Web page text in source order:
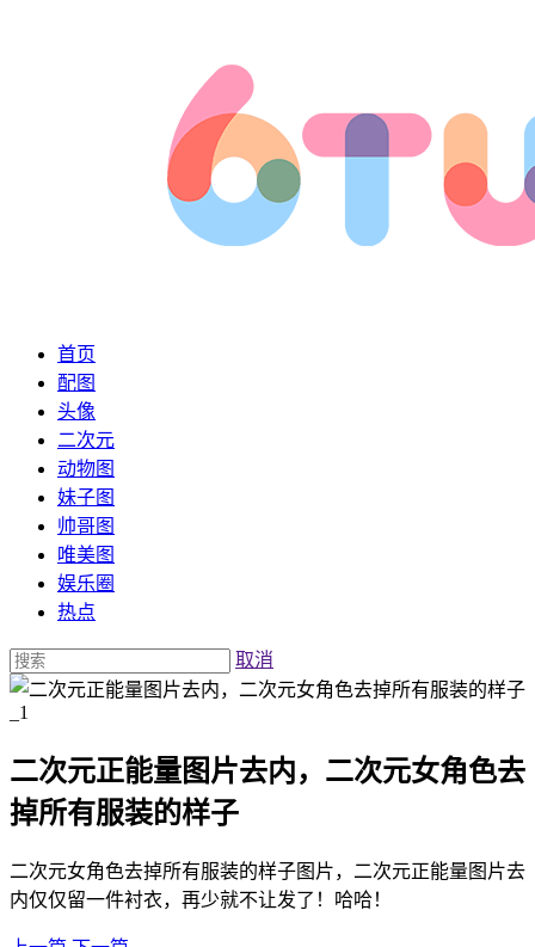
首页
配图
头像
二次元
动物图
妹子图
帅哥图
唯美图
娱乐圈
热点
取消
二次元正能量图片去内，二次元女角色去
掉所有服装的样子
二次元女角色去掉所有服装的样子图片，二次元正能量图片去
内仅仅留一件衬衣，再少就不让发了！哈哈！